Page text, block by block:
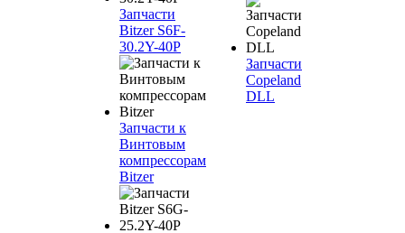
Запчасти
Bitzer S6F-
30.2Y-40P
Запчасти к
Винтовым
компрессорам
Bitzer
Запчасти
Copeland
DLL